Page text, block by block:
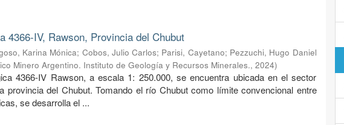
4366-IV, Rawson, Provincia del Chubut
Karina Mónica; Cobos, Julio Carlos; Parisi, Cayetano; Pezzuchi, Hugo Daniel
Minero Argentino. Instituto de Geología y Recursos Minerales.,2024)
4366-IV Rawson, a escala 1: 250.000, se encuentra ubicada en el sector
provincia del Chubut. Tomando el río Chubut como límite convencional entre
se desarrolla el ...